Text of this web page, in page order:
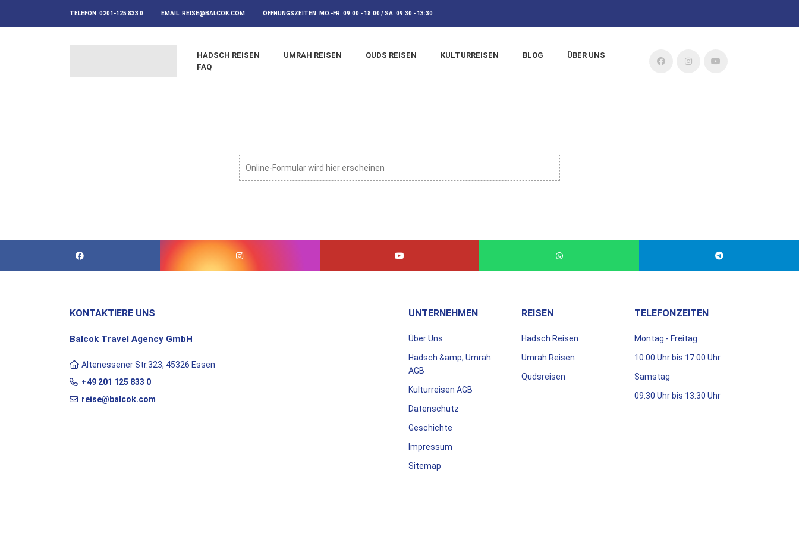
TELEFON: 0201-125 833 0 EMAIL: REISE@BALCOK.COM ÖFFNUNGSZEITEN: MO.-FR. 09:00 - 18:00 / SA. 09:30 - 13:30
HADSCH REISEN UMRAH REISEN QUDS REISEN KULTURREISEN BLOG
ÜBER UNS
FAQ
Online-Formular wird hier erscheinen
KONTAKTIERE UNS
Balcok Travel Agency GmbH
Altenessener Str.323, 45326 Essen
+49 201 125 833 0
reise@balcok.com
UNTERNEHMEN
Über Uns
Hadsch &amp; Umrah
AGB
Kulturreisen AGB
Datenschutz
Geschichte
Impressum
Sitemap
REISEN
Hadsch Reisen
Umrah Reisen
Qudsreisen
TELEFONZEITEN
Montag - Freitag
10:00 Uhr bis 17:00 Uhr
Samstag
09:30 Uhr bis 13:30 Uhr